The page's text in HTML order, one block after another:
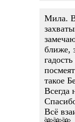
Мила.
ближе,
такое
Всегда
Всё